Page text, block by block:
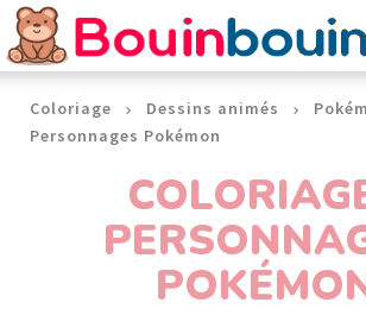
Coloriage Dessins animés
Personnages Pokémon
Panneau de gestion des cookies